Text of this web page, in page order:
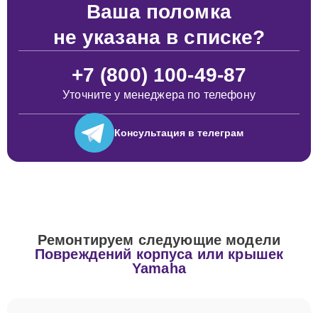
Ваша поломка
не указана в списке?
+7 (800) 100-49-87
Уточните у менеджера по телефону
Консультация в телеграм
Ремонтируем следующие модели
Повреждений корпуса или крышек
Yamaha